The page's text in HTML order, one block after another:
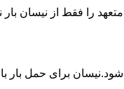
را فقط از نیسان بار
حمل و جابجایی بار با تناژ زیر 2 تن معمولا از